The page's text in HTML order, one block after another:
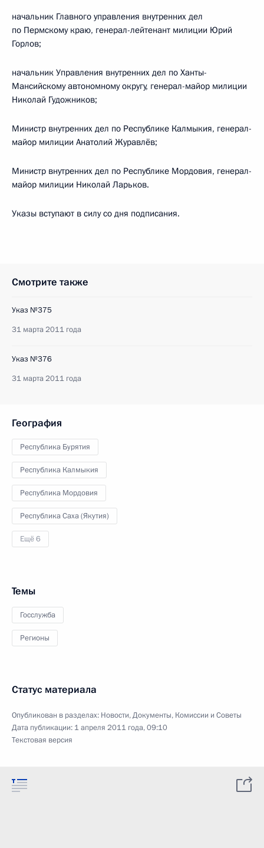
начальник Главного управления внутренних дел
по Пермскому краю, генерал-лейтенант милиции Юрий
Горлов;
начальник Управления внутренних дел по Ханты-
Мансийскому автономному округу, генерал-майор милиции
Николай Гудожников;
Министр внутренних дел по Республике Калмыкия, генерал-
майор милиции Анатолий Журавлёв;
Министр внутренних дел по Республике Мордовия, генерал-
майор милиции Николай Ларьков.
Указы вступают в силу со дня подписания.
Смотрите также
Указ №375
31 марта 2011 года
Указ №376
31 марта 2011 года
География
Республика Бурятия
Республика Калмыкия
Республика Мордовия
Республика Саха (Якутия)
Ещё 6
Темы
Госслужба
Регионы
Статус материала
Опубликован в разделах: Новости,Документы, Комиссии и Советы
Дата публикации: 1 апреля 2011 года, 09:10
Текстовая версия